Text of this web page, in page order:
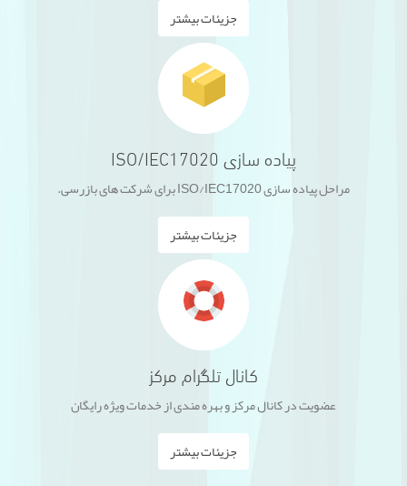
جزیئات بیشتر
پیاده سازی ISO/IEC17020
مراحل پیاده سازی ISO/IEC17020 برای شرکت های بازرسی.
جزیئات بیشتر
کانال تلگرام مرکز
عضویت در کانال مرکز و بهره مندی از خدمات ویژه رایگان
جزیئات بیشتر